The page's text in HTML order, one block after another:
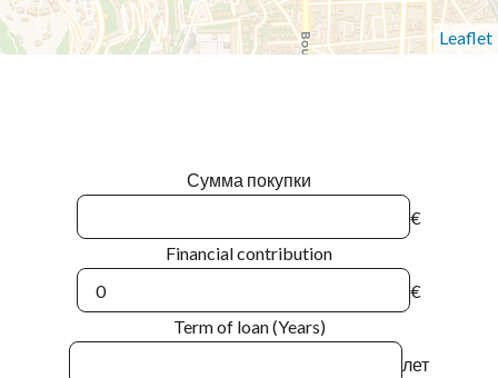
Leaflet
Сумма покупки
€
Financial contribution
€
Term of loan (Years)
лет